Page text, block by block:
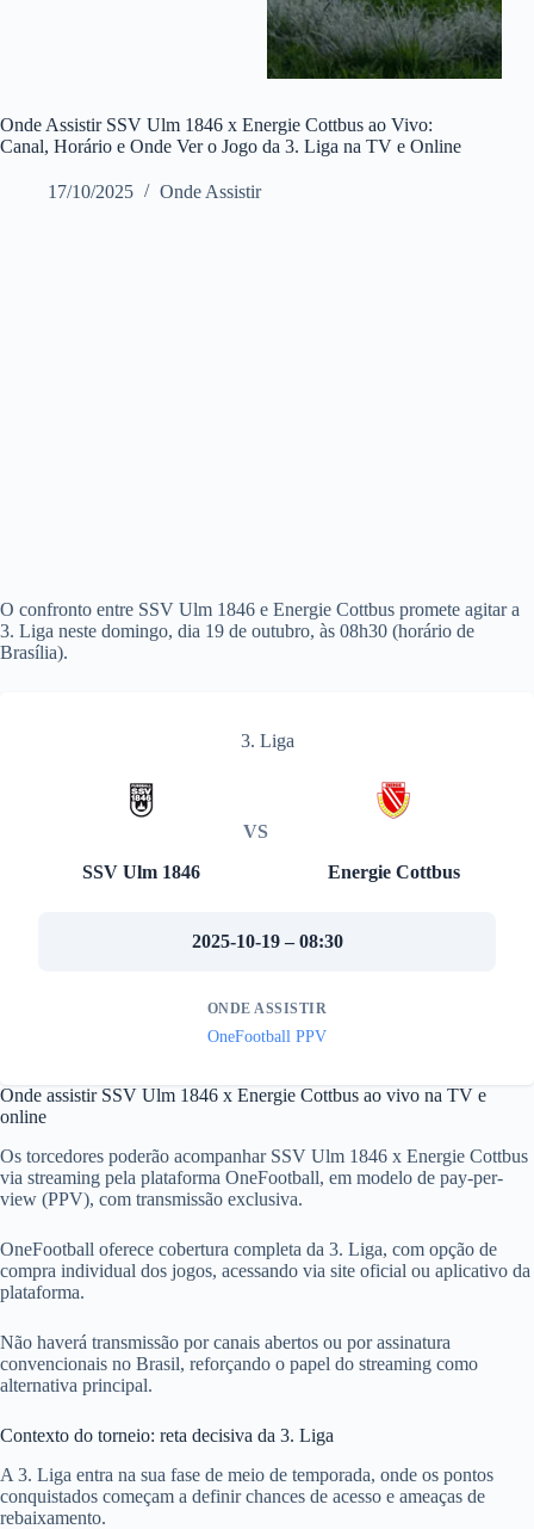
Onde Assistir SSV Ulm 1846 x Energie Cottbus ao Vivo:
Canal, Horário e Onde Ver o Jogo da 3. Liga na TV e Online
17/10/2025 Onde Assistir
O confronto entre SSV Ulm 1846 e Energie Cottbus promete agitar a
3. Liga neste domingo, dia 19 de outubro, às 08h30 (horário de
Brasília).
3. Liga
SSV Ulm 1846
VS
Energie Cottbus
2025-10-19 – 08:30
ONDE ASSISTIR
OneFootball PPV
Onde assistir SSV Ulm 1846 x Energie Cottbus ao vivo na TV e
online
Os torcedores poderão acompanhar SSV Ulm 1846 x Energie Cottbus
via streaming pela plataforma OneFootball, em modelo de pay-per-
view (PPV), com transmissão exclusiva.
OneFootball oferece cobertura completa da 3. Liga, com opção de
compra individual dos jogos, acessando via site oficial ou aplicativo da
plataforma.
Não haverá transmissão por canais abertos ou por assinatura
convencionais no Brasil, reforçando o papel do streaming como
alternativa principal.
Contexto do torneio: reta decisiva da 3. Liga
A 3. Liga entra na sua fase de meio de temporada, onde os pontos
conquistados começam a definir chances de acesso e ameaças de
rebaixamento.